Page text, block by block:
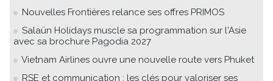
Nouvelles Frontières relance ses offres PRIMOS
Salaün Holidays muscle sa programmation sur l'Asie
avec sa brochure Pagodia 2027
Vietnam Airlines ouvre une nouvelle route vers Phuket
RSE et communication : les clés pour valoriser ses